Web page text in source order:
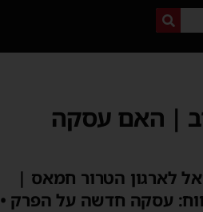
| האם עסקה
בין ישראל לארגון הטרור חמאס |
עסקה חדשה על הפרק •